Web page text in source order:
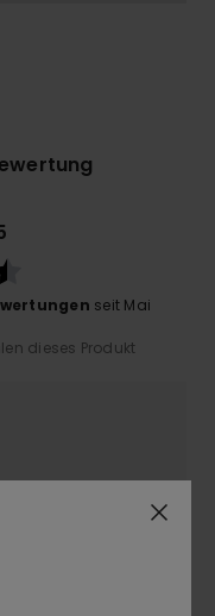
seit Mai
dieses Produkt